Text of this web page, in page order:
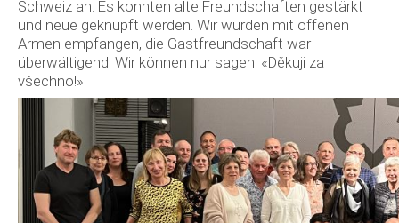
Schweiz an. Es konnten alte Freundschaften gestärkt
und neue geknüpft werden. Wir wurden mit offenen
Armen empfangen, die Gastfreundschaft war
überwältigend. Wir können nur sagen: «Děkuji za
všechno!»